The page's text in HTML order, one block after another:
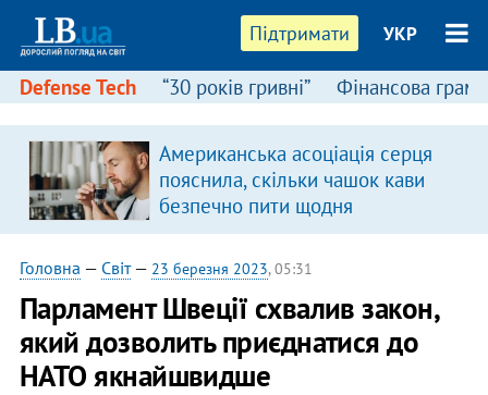
Підтримати УКР
Defense Tech “30 років гривні” Фінансова
Американська асоціація серця
пояснила, скільки чашок кави
безпечно пити щодня
Головна — Світ— 23 березня 2023, 05:31
Парламент Швеції схвалив закон,
який дозволить приєднатися до
НАТО якнайшвидше